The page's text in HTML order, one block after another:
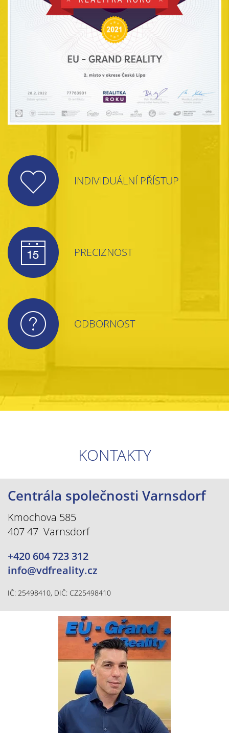
INDIVIDUÁLNÍ PŘÍSTUP
PRECIZNOST
ODBORNOST
KONTAKTY
Centrála společnosti Varnsdorf
Kmochova 585
407 47 Varnsdorf
+420 604 723 312
info@vdfreality.cz
IČ: 25498410, DIČ: CZ25498410